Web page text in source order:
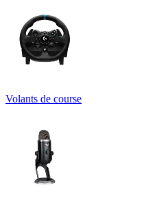
Volants de course